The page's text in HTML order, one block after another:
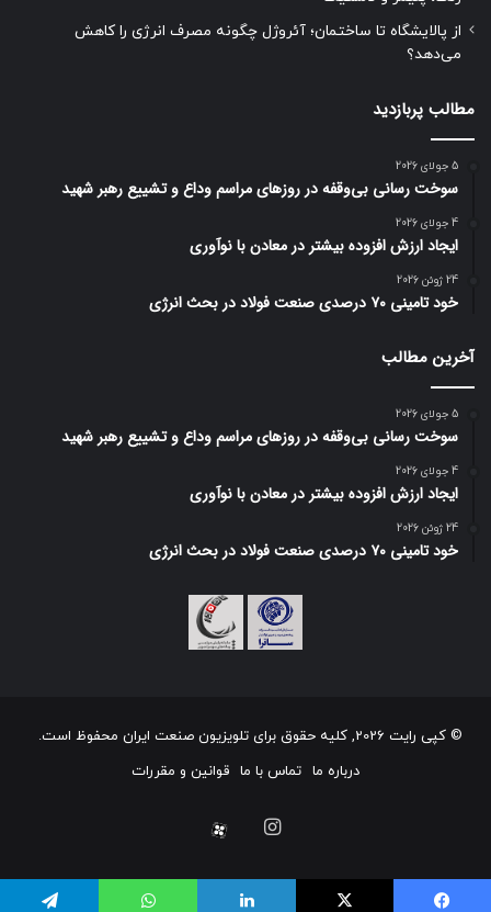
از پالایشگاه تا ساختمان؛ آئروژل چگونه مصرف انرژی را کاهش
می‌دهد؟
مطالب پربازدید
5 جولای 2026
سوخت رسانی بی‌وقفه در روز‌های مراسم وداع و تشییع رهبر شهید
4 جولای 2026
ایجاد ارزش افزوده بیشتر در معادن با نوآوری
24 ژوئن 2026
خود تامینی ۷۰ درصدی صنعت فولاد در بحث انرژی
آخرین مطالب
5 جولای 2026
سوخت رسانی بی‌وقفه در روز‌های مراسم وداع و تشییع رهبر شهید
4 جولای 2026
ایجاد ارزش افزوده بیشتر در معادن با نوآوری
24 ژوئن 2026
خود تامینی ۷۰ درصدی صنعت فولاد در بحث انرژی
© کپی رایت 2026, کلیه حقوق برای تلویزیون صنعت ایران محفوظ است.
درباره ما تماس با ما قوانین و مقررات
اینستاگرام